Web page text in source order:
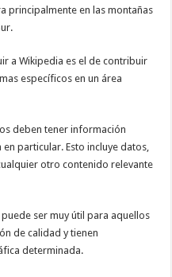
principalmente en las montañas
a Wikipedia es el de contribuir
específicos en un área
deben tener información
particular. Esto incluye datos,
otro contenido relevante
ser muy útil para aquellos
de calidad y tienen
determinada.